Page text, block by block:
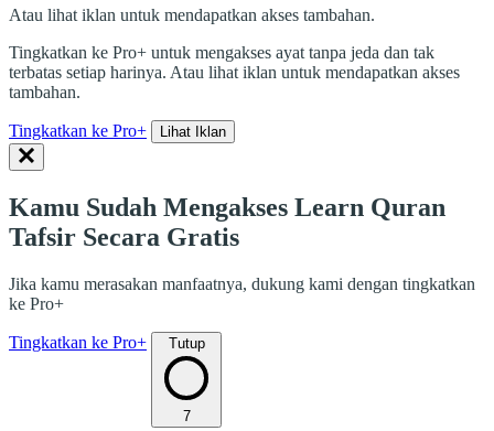
Atau lihat iklan untuk mendapatkan akses tambahan.
Tingkatkan ke Pro+ untuk mengakses ayat tanpa jeda dan tak
terbatas setiap harinya. Atau lihat iklan untuk mendapatkan akses
tambahan.
Tingkatkan ke Pro+ Lihat Iklan
Kamu Sudah Mengakses Learn Quran
Tafsir Secara Gratis
Jika kamu merasakan manfaatnya, dukung kami dengan tingkatkan
ke Pro+
Tingkatkan ke Pro+ Tutup
7